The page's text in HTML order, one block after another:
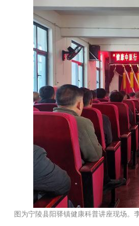
图为宁陵县阳驿镇健康科普讲座现场。